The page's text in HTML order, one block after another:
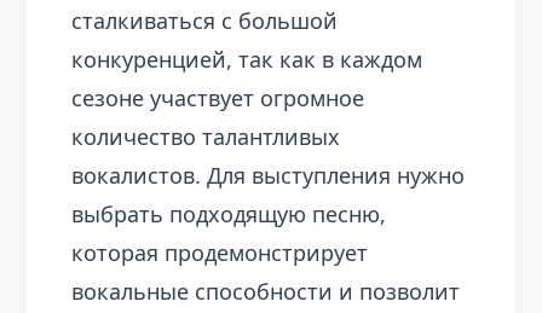
сталкиваться с большой
конкуренцией, так как в каждом
сезоне участвует огромное
количество талантливых
вокалистов. Для выступления нужно
выбрать подходящую песню,
которая продемонстрирует
вокальные способности и позволит